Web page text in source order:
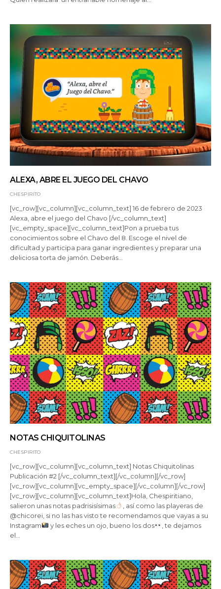
ALEXA, ABRE EL JUEGO DEL CHAVO
CHESPIRITO
[vc_row][vc_column][vc_column_text] 16 de febrero de 2023
Alexa, abre el juego del Chavo [/vc_column_text]
[vc_empty_space][vc_column_text]Pon a prueba tus
conocimientos sobre el Chavo del 8. Escoge el nivel de
dificultad y participa para ganar ingredientes y preparar una
deliciosa torta de jamón. Deberás…
NOTAS CHIQUITOLINAS
CHESPIRITO
[vc_row][vc_column][vc_column_text] Notas Chiquitolinas
Publicación #2 [/vc_column_text][/vc_column][/vc_row]
[vc_row][vc_column][vc_empty_space][/vc_column][/vc_row]
[vc_row][vc_column][vc_column_text]Hola, Chespiritiano,
salieron unas notas padrisisísimas
, así como las playeras de
@chicorei, si no las has visto te recomendamos que vayas a su
Instagram
y les eches un ojo, bueno los dos
, te dejamos
el…